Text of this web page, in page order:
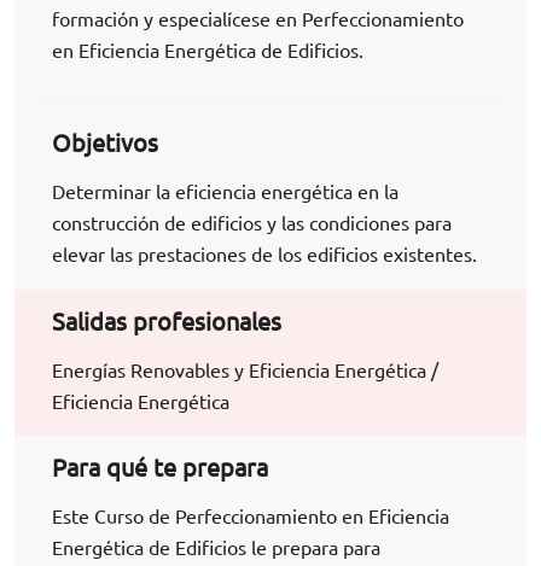
formación y especialícese en Perfeccionamiento
en Eficiencia Energética de Edificios.
Objetivos
Determinar la eficiencia energética en la
construcción de edificios y las condiciones para
elevar las prestaciones de los edificios existentes.
Salidas profesionales
Energías Renovables y Eficiencia Energética /
Eficiencia Energética
Para qué te prepara
Este Curso de Perfeccionamiento en Eficiencia
Energética de Edificios le prepara para